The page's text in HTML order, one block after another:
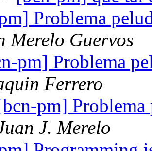
Problema
Merelo Guervos
pm] Problema
Ferrero
pm]
J. Merelo